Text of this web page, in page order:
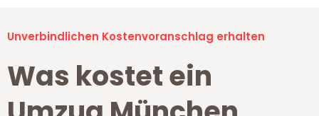
Unverbindlichen Kostenvoranschlag erhalten
Was kostet ein